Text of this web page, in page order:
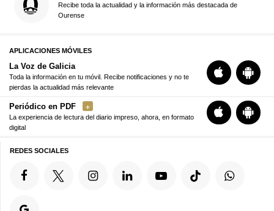
Recibe toda la actualidad y la información más destacada de
Ourense
APLICACIONES MÓVILES
La Voz de Galicia
Toda la información en tu móvil. Recibe notificaciones y no te
pierdas la actualidad más relevante
Periódico en PDF
La experiencia de lectura del diario impreso, ahora, en formato
digital
REDES SOCIALES